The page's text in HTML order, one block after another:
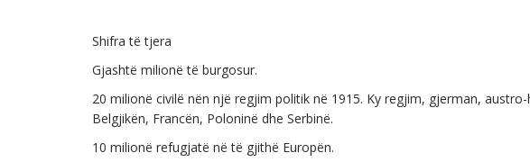
Shifra të tjera
Gjashtë milionë të burgosur.
20 milionë civilë nën një regjim politik në 1915. Ky regjim, gjerman,
Belgjikën, Francën, Poloninë dhe Serbinë.
10 milionë refugjatë në të gjithë Europën.